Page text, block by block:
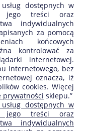
i negatywne). Nie
którzy kupili dany
dostępnych w
jego treści oraz
indywidualnych
za pomocą
końcowych
kontrolować za
internetowej.
internetowego, bez
oznacza, iż
cookies. Więcej
prywatności sklepu.”
dostępnych w
jego treści oraz
indywidualnych